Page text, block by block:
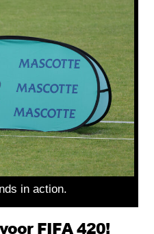
in action.
FIFA 420!